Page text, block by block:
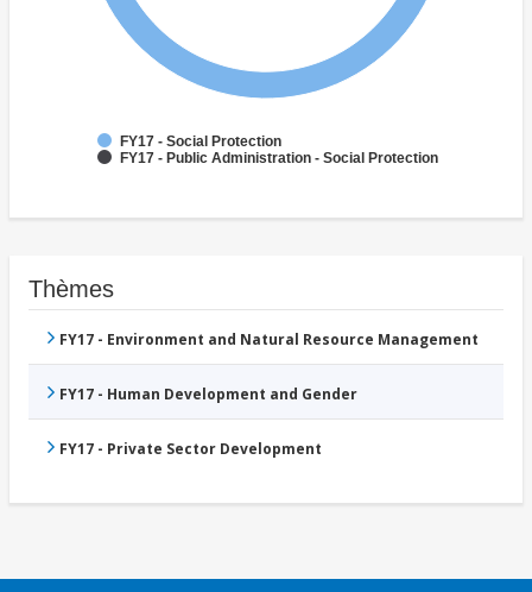
FY17 - Social Protection
FY17 - Public Administration - Social Protection
Thèmes
FY17 - Environment and Natural Resource Management
FY17 - Human Development and Gender
FY17 - Private Sector Development